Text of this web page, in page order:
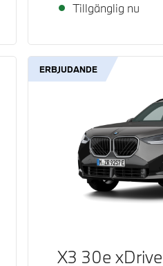
Tillgänglig nu
ERBJUDANDE
X3 30e xDrive